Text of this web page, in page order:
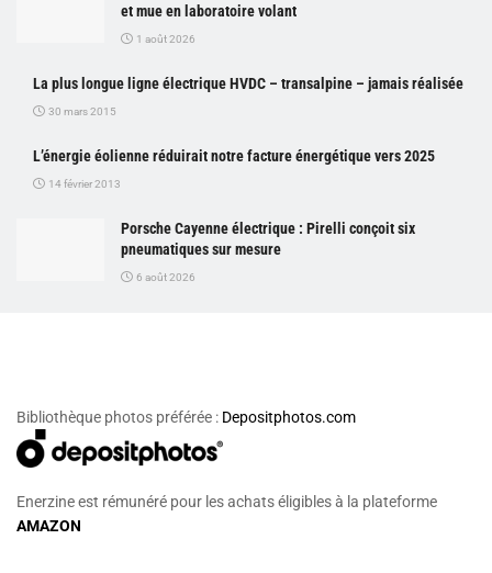
et mue en laboratoire volant
1 août 2026
La plus longue ligne électrique HVDC – transalpine – jamais réalisée
30 mars 2015
L’énergie éolienne réduirait notre facture énergétique vers 2025
14 février 2013
Porsche Cayenne électrique : Pirelli conçoit six
pneumatiques sur mesure
6 août 2026
Bibliothèque photos préférée : Depositphotos.com
Enerzine est rémunéré pour les achats éligibles à la plateforme
AMAZON